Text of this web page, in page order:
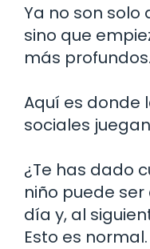
Ya no son solo
sino que
más profundos.
Aquí es donde
sociales
¿Te has dado
niño puede
día y, al
Esto es normal.